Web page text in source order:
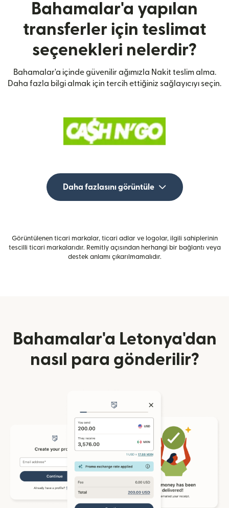
Bahamalar'a yapılan
transferler için teslimat
seçenekleri nelerdir?
Bahamalar'a içinde güvenilir ağımızla Nakit teslim alma.
Daha fazla bilgi almak için tercih ettiğiniz sağlayıcıyı seçin.
Daha fazlasını görüntüle
Görüntülenen ticari markalar, ticari adlar ve logolar, ilgili sahiplerinin
tescilli ticari markalarıdır. Remitly açısından herhangi bir bağlantı veya
destek anlamı çıkarılmamalıdır.
Bahamalar'a Letonya'dan
nasıl para gönderilir?